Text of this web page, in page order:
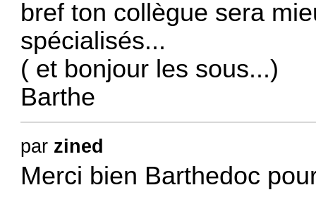
bref ton collègue sera
spécialisés...
( et bonjour les sous...)
Barthe
par zined
Merci bien Barthedoc